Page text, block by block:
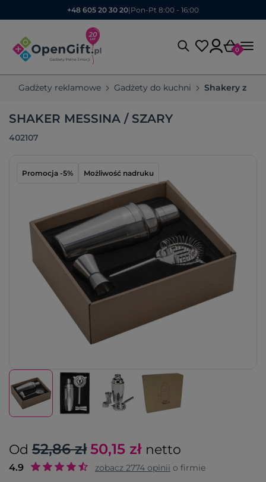
+48 605 20 30 20| Pon-Pt 8:00 - 16:00
0
Gadżety reklamowe Gadżety do kuchni Shakery z
SHAKER MESSINA / SZARY
402107
Promocja -5% Możliwość nadruku
Od 52,86 zł 50,15 zł netto
4.9 zobacz 2774 opinii o firmie